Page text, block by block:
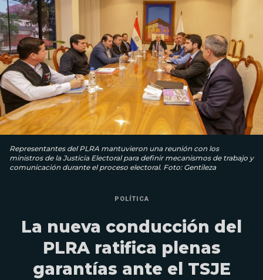
Representantes del PLRA mantuvieron una reunión con los
ministros de la Justicia Electoral para definir mecanismos de trabajo y
comunicación durante el proceso electoral. Foto: Gentileza
POLÍTICA
La nueva conducción del
PLRA ratifica plenas
garantías ante el TSJE